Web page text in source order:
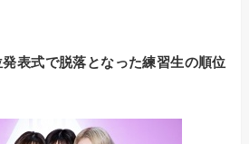
表式で脱落となった練習生の順位